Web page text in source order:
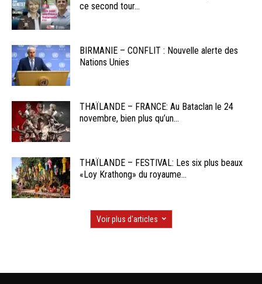
ce second tour...
BIRMANIE – CONFLIT : Nouvelle alerte des
Nations Unies
THAÏLANDE – FRANCE: Au Bataclan le 24
novembre, bien plus qu’un...
THAÏLANDE – FESTIVAL: Les six plus beaux
«Loy Krathong» du royaume...
Voir plus d'articles